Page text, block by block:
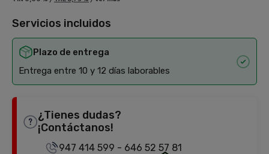
Servicios incluidos
Plazo de entrega
Entrega entre 10 y 12 días laborables
¿Tienes dudas?
¡Contáctanos!
947 414 599 - 646 52 57 81